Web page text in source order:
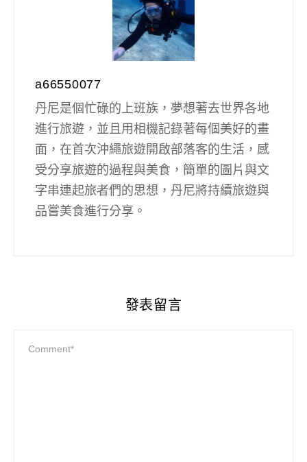
a66550077
丹尼是個忙碌的上班族，夢想著去世界各地
進行旅遊，並且用相機記錄著每個美好的畫
面，在首次沖繩旅遊開啟部落客的生活，感
受分享旅遊的過程與美食，簡單的圖片與文
字串連起旅者們的思想，丹尼將持續旅遊與
品嘗美食進行分享。
發表留言